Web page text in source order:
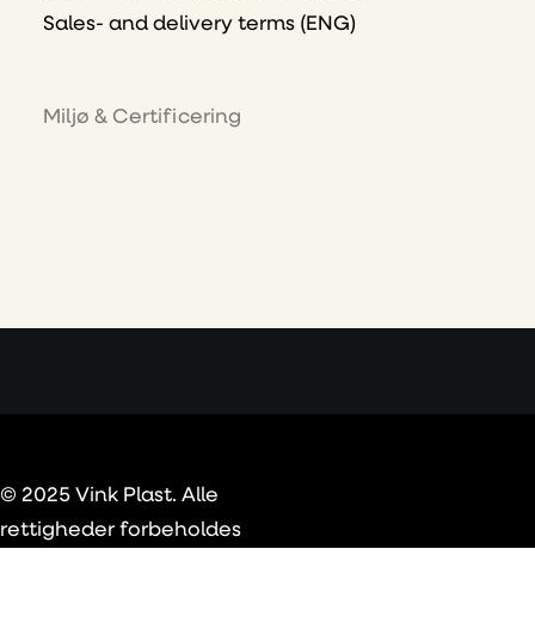
Sales- and delivery terms (ENG)
Miljø & Certificering
© 2025 Vink Plast. Alle
rettigheder forbeholdes